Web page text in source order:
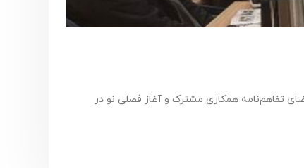
تفاهم‌نامه همکاری مشترک و آغاز فصلی نو در